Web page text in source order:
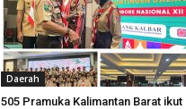
Daerah
505 Pramuka Kalimantan Barat ikut